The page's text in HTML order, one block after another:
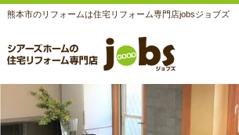
熊本市のリフォームは住宅リフォーム専門店jobsジョブズ